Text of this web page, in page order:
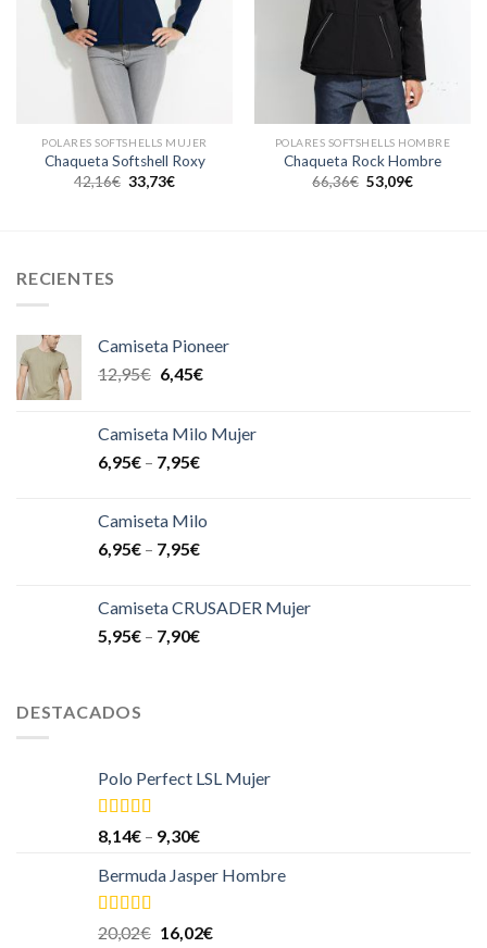
POLARES SOFTSHELLS MUJER
Chaqueta Softshell Roxy
42,16€ 33,73€
POLARES SOFTSHELLS HOMBRE
Chaqueta Rock Hombre
66,36€ 53,09€
RECIENTES
Camiseta Pioneer
12,95€ 6,45€
Camiseta Milo Mujer
6,95€ – 7,95€
Camiseta Milo
6,95€ – 7,95€
Camiseta CRUSADER Mujer
5,95€ – 7,90€
DESTACADOS
Polo Perfect LSL Mujer
Valorado
en
de
5
8,14€ – 9,30€
Bermuda Jasper Hombre
Valorado
20,02€ 16,02€